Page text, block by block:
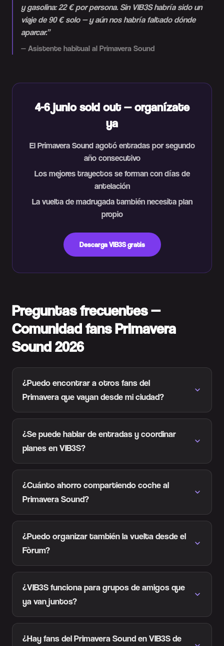
y gasolina: 22 € por persona. Sin VIB3S habría sido un
viaje de 90 € solo — y aún nos habría faltado dónde
aparcar.”
— Asistente habitual al Primavera Sound
4-6 junio sold out — organízate
ya
El Primavera Sound agotó entradas por segundo
año consecutivo
Los mejores trayectos se forman con días de
antelación
La vuelta de madrugada también necesita plan
propio
Descarga VIB3S gratis
Preguntas frecuentes —
Comunidad fans Primavera
Sound 2026
¿Puedo encontrar a otros fans del
Primavera que vayan desde mi ciudad?
¿Se puede hablar de entradas y coordinar
planes en VIB3S?
¿Cuánto ahorro compartiendo coche al
Primavera Sound?
¿Puedo organizar también la vuelta desde el
Fòrum?
¿VIB3S funciona para grupos de amigos que
ya van juntos?
¿Hay fans del Primavera Sound en VIB3S de